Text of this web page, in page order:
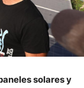
solares y